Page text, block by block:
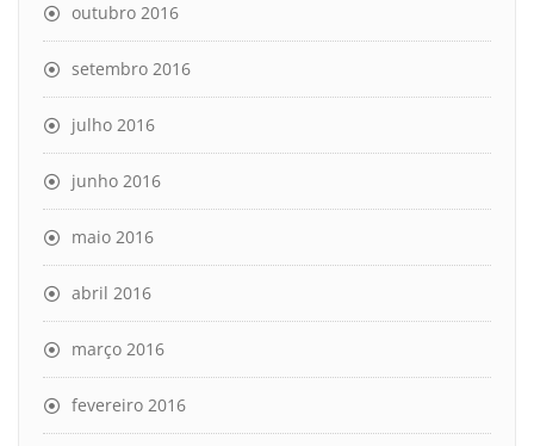
outubro 2016
setembro 2016
julho 2016
junho 2016
maio 2016
abril 2016
março 2016
fevereiro 2016